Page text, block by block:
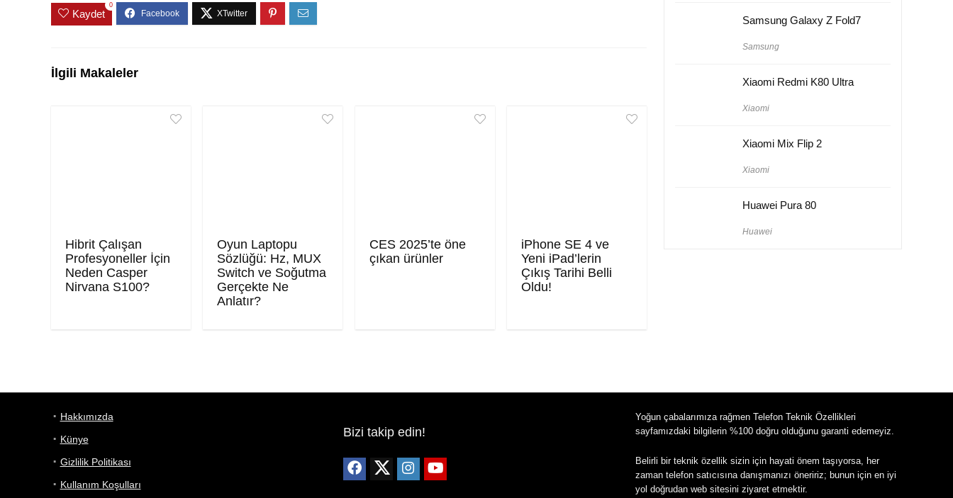
Kaydet
0
İlgili Makaleler
Hibrit Çalışan
Profesyoneller İçin
Neden Casper
Nirvana S100?
Oyun Laptopu
Sözlüğü: Hz, MUX
Switch ve Soğutma
Gerçekte Ne
Anlatır?
CES 2025’te öne
çıkan ürünler
iPhone SE 4 ve
Yeni iPad’lerin
Çıkış Tarihi Belli
Oldu!
Samsung Galaxy Z Fold7
Samsung
Xiaomi Redmi K80 Ultra
Xiaomi
Xiaomi Mix Flip 2
Xiaomi
Huawei Pura 80
Huawei
Hakkımızda
Künye
Gizlilik Politikası
Kullanım Koşulları
Bizi takip edin!
Yoğun çabalarımıza rağmen Telefon Teknik Özellikleri
sayfamızdaki bilgilerin %100 doğru olduğunu garanti edemeyiz.
Belirli bir teknik özellik sizin için hayati önem taşıyorsa, her
zaman telefon satıcısına danışmanızı öneririz; bunun için en iyi
yol doğrudan web sitesini ziyaret etmektir.